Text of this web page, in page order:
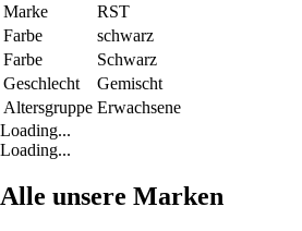
Marke
RST
Farbe
schwarz
Farbe
Schwarz
Geschlecht
Gemischt
Altersgruppe Erwachsene
Loading...
Loading...
Alle unsere Marken